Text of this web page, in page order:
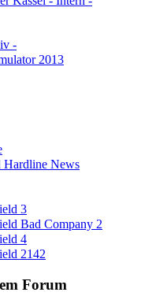
-
2013
News
3
Bad Company 2
4
2142
Forum